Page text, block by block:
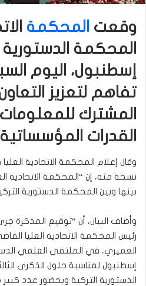
وقعت المحكمة
المحكمة
إسطنبول، اليوم
تفاهم لتعزيز التعاون
المشترك للمعلومات
القدرات
وقال إعلام المحكمة الاتحادية
نسخة منه، إن “المحكمة الاتحادية
بينها وبين المحكمة الدستورية
وأضاف البيان، أن “توقيع
رئيس المحكمة الاتحادية العليا
العميري، في الملتقى العلمي
إسطنبول لمناسبة حلول الذكرى
الدستورية التركية وبحضور عدد